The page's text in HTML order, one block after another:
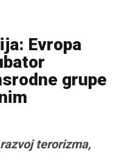
Evropa
grupe
terorizma,